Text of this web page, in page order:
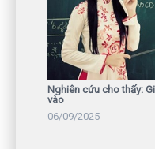
Nghiên cứu cho thấy:
vào
06/09/2025